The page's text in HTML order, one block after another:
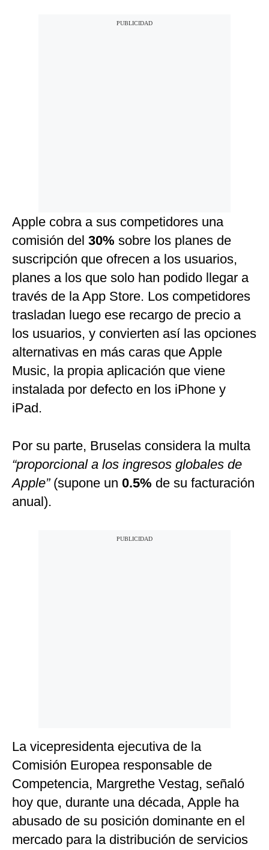
Apple cobra a sus competidores una
comisión del 30% sobre los planes de
suscripción que ofrecen a los usuarios,
planes a los que solo han podido llegar a
través de la App Store. Los competidores
trasladan luego ese recargo de precio a
los usuarios, y convierten así las opciones
alternativas en más caras que Apple
Music, la propia aplicación que viene
instalada por defecto en los iPhone y
iPad.
Por su parte, Bruselas considera la multa
“proporcional a los ingresos globales de
Apple”(supone un 0.5% de su facturación
anual).
La vicepresidenta ejecutiva de la
Comisión Europea responsable de
Competencia, Margrethe Vestag, señaló
hoy que, durante una década, Apple ha
abusado de su posición dominante en el
mercado para la distribución de servicios